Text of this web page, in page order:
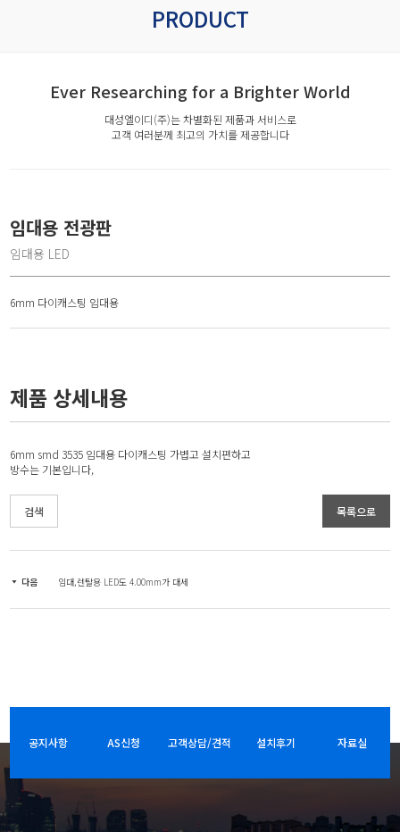
PRODUCT
Ever Researching for a Brighter World
대성엘이디(주)는 차별화된 제품과 서비스로
고객 여러분께 최고의 가치를 제공합니다
임대용 전광판
임대용 LED
6mm 다이캐스팅 임대용
제품 상세내용
6mm smd 3535 임대용 다이캐스팅 가볍고 설치편하고
방수는 기본입니다,
검색 목록으로
다음 임대,렌탈용 LED도 4.00mm가 대세
공지사항 AS신청 고객상담/견적 설치후기 자료실